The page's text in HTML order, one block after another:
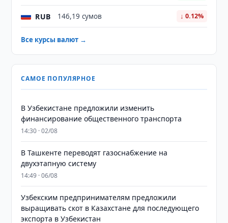
RUB 146,19 сумов ↓ 0.12%
Все курсы валют →
САМОЕ ПОПУЛЯРНОЕ
В Узбекистане предложили изменить
финансирование общественного транспорта
14:30 · 02/08
В Ташкенте переводят газоснабжение на
двухэтапную систему
14:49 · 06/08
Узбекским предпринимателям предложили
выращивать скот в Казахстане для последующего
экспорта в Узбекистан